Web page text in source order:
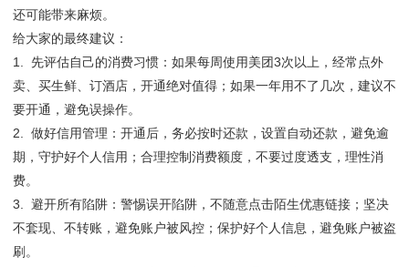
还可能带来麻烦。
给大家的最终建议：
1. 先评估自己的消费习惯：如果每周使用美团3次以上，经常点外
卖、买生鲜、订酒店，开通绝对值得；如果一年用不了几次，建议不
要开通，避免误操作。
2. 做好信用管理：开通后，务必按时还款，设置自动还款，避免逾
期，守护好个人信用；合理控制消费额度，不要过度透支，理性消
费。
3. 避开所有陷阱：警惕误开陷阱，不随意点击陌生优惠链接；坚决
不套现、不转账，避免账户被风控；保护好个人信息，避免账户被盗
刷。